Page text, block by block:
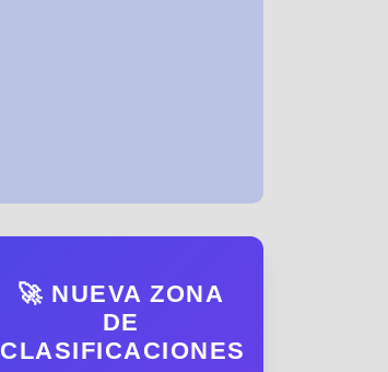
🚀 NUEVA ZONA
DE
CLASIFICACIONES